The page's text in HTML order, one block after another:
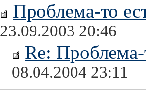
Проблема-то
23.09.2003 20:46
Re: Проблема-
08.04.2004 23:11